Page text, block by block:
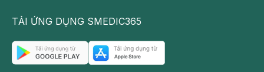
họng.
Ho khan, ho có đờm
TẢI ỨNG DỤNG SMEDIC365